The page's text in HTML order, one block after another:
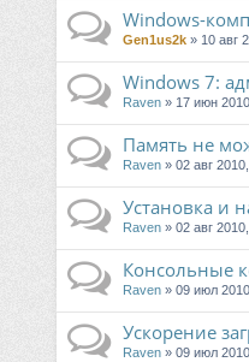
Windows-
Gen1us2k » 10 авг
Windows 7:
Raven » 17 июн
Память не
Raven » 02 авг
Установка и
Raven » 02 авг
Консольные
Raven » 09 июл
Ускорение
Raven » 09 июл